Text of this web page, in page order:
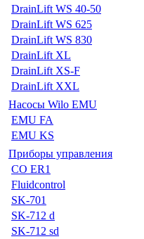
DrainLift WS 40-50
DrainLift WS 625
DrainLift WS 830
DrainLift XL
DrainLift XS-F
DrainLift XXL
Насосы Wilo EMU
EMU FA
EMU KS
Приборы управления
CO ER1
Fluidcontrol
SK-701
SK-712 d
SK-712 sd